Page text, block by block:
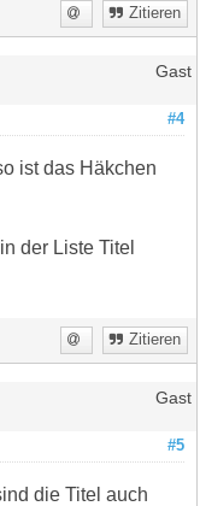
Zitieren
Gast
#4
ist das Häkchen
der Liste Titel
Zitieren
Gast
#5
die Titel auch